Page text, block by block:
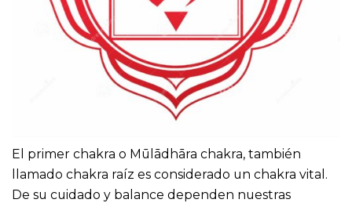
El primer chakra o Mūlādhāra chakra, también
llamado chakra raíz es considerado un chakra vital.
De su cuidado y balance dependen nuestras